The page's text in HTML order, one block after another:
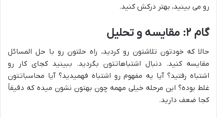
رو می بینید، بهتر درکش کنید.
گام ۲: مقایسه و تحلیل
حالا که خودتون تلاشتون رو کردید، راه حلتون رو با حل المسائل
مقایسه کنید. دنبال اشتباهاتتون بگردید. ببینید کجای کار رو
اشتباه رفتید؟ آیا یه مفهوم رو اشتباه فهمیدید؟ آیا محاسباتتون
غلط بوده؟ این مرحله خیلی مهمه چون بهتون نشون میده که دقیقاً
کجا ضعف دارید.